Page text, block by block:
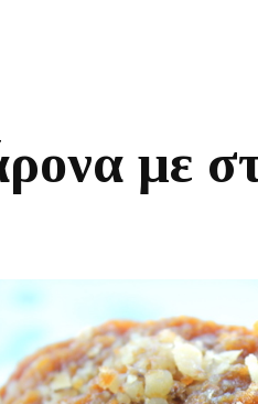
με